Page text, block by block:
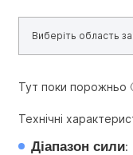
Тут поки порожньо
Технічні
Діапазон сили: